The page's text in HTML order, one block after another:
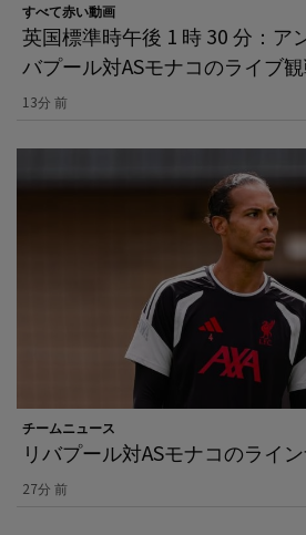
すべて赤い動画
英国標準時午後 1 時 30 分：ア
バプール対ASモナコのライブ
13分 前
チームニュース
リバプール対ASモナコのライ
27分 前